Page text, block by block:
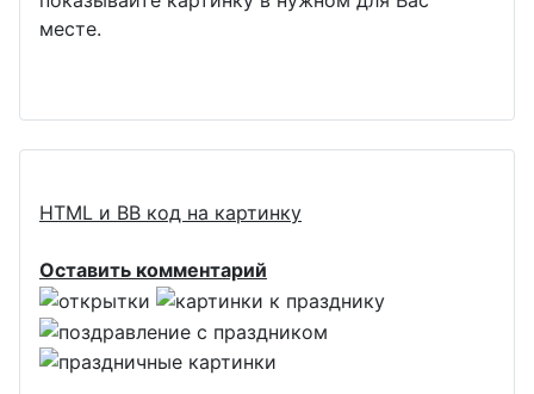
месте.
HTML и BB код на картинку
Оставить комментарий